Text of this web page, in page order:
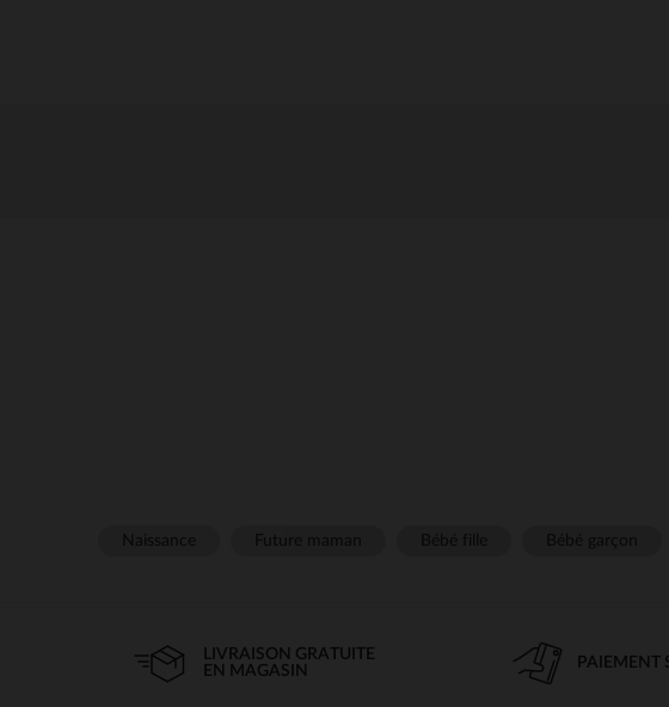
LIVRAISON GRATUITE
EN MAGASIN
PAIEMENT